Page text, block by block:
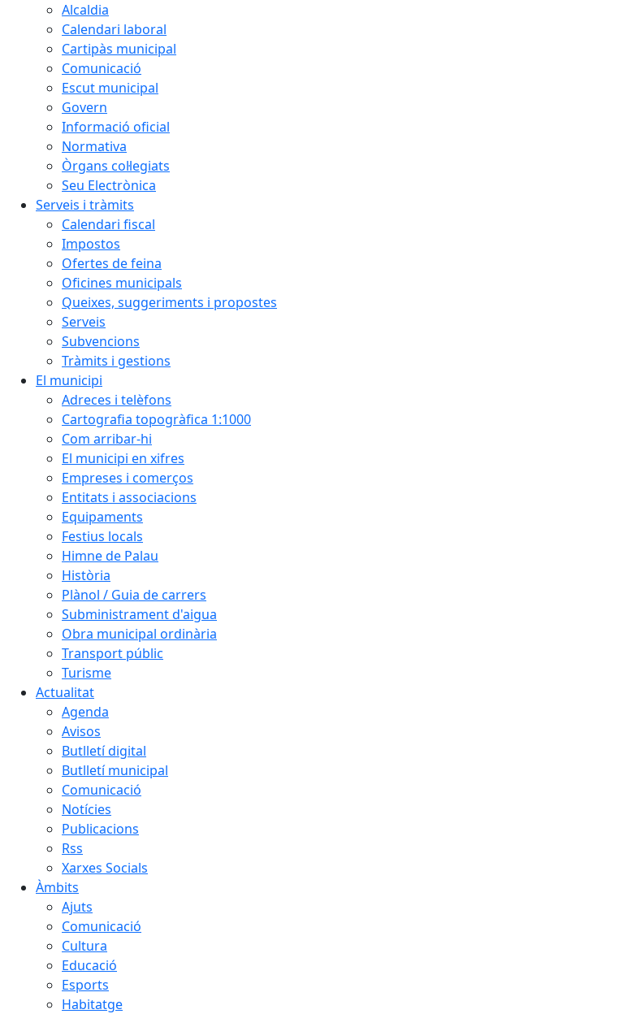
Alcaldia
Calendari laboral
Cartipàs municipal
Comunicació
Escut municipal
Govern
Informació oficial
Normativa
Òrgans col·legiats
Seu Electrònica
Serveis i tràmits
Calendari fiscal
Impostos
Ofertes de feina
Oficines municipals
Queixes, suggeriments i propostes
Serveis
Subvencions
Tràmits i gestions
El municipi
Adreces i telèfons
Cartografia topogràfica 1:1000
Com arribar-hi
El municipi en xifres
Empreses i comerços
Entitats i associacions
Equipaments
Festius locals
Himne de Palau
Història
Plànol / Guia de carrers
Subministrament d'aigua
Obra municipal ordinària
Transport públic
Turisme
Actualitat
Agenda
Avisos
Butlletí digital
Butlletí municipal
Comunicació
Notícies
Publicacions
Rss
Xarxes Socials
Àmbits
Ajuts
Comunicació
Cultura
Educació
Esports
Habitatge